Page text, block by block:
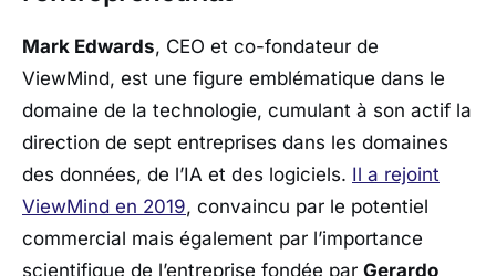
Mark Edwards, CEO et co-fondateur de
ViewMind, est une figure emblématique dans le
domaine de la technologie, cumulant à son actif la
direction de sept entreprises dans les domaines
des données, de l’IA et des logiciels. Il a rejoint
ViewMind en 2019, convaincu par le potentiel
commercial mais également par l’importance
scientifique de l’entreprise fondée par Gerardo